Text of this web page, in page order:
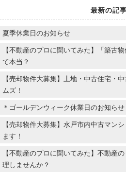
最新の記事
夏季休業日のお知らせ
【不動産のプロに聞いてみた】「築古
て本当？
【売却物件大募集】土地・中古住宅・
ムズ！
＊ゴールデンウィーク休業日のお知らせ
【売却物件大募集】水戸市内中古マン
ます！
【不動産のプロに聞いてみた】不動産
理しませんか？